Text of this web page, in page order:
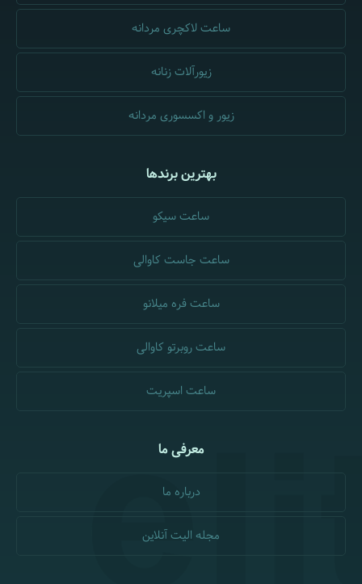
ساعت لاکچری مردانه
زیورآلات زنانه
زیور و اکسسوری مردانه
بهترین برندها
ساعت سیکو
ساعت جاست کاوالی
ساعت فره میلانو
ساعت روبرتو کاوالی
ساعت اسپریت
معرفی ما
درباره ما
مجله الیت آنلاین